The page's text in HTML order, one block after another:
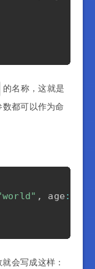
的名称，这就是
都可以作为命
, age :
会写成这样：